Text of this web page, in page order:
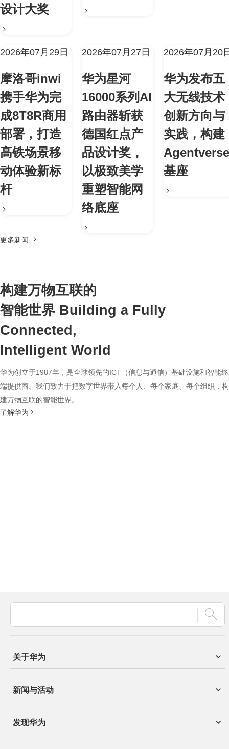
设计大奖
2026年07月29日
摩洛哥inwi
携手华为完
成8T8R商用
部署，打造
高铁场景移
动体验新标
杆
2026年07月27日
华为星河
16000系列AI
路由器斩获
德国红点产
品设计奖，
以极致美学
重塑智能网
络底座
2026年07月20
华为发布五
大无线技术
创新方向与
实践，构建
Agentverse
基座
更多新闻
构建万物互联的
智能世界 Building a Fully
Connected,
Intelligent World
华为创立于1987年，是全球领先的ICT（信息与通信）基础设施和智能终
端提供商。我们致力于把数字世界带入每个人、每个家庭、每个组织，构
建万物互联的智能世界。
了解华为
关于华为
新闻与活动
发现华为